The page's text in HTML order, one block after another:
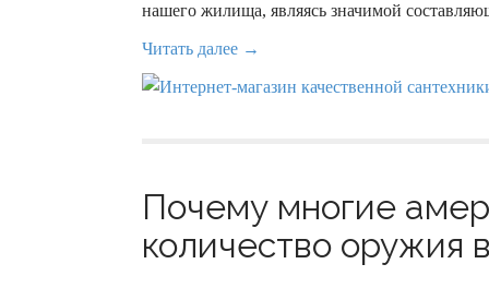
нашего жилища, являясь значимой
Читать далее →
Почему многие
количество оружия